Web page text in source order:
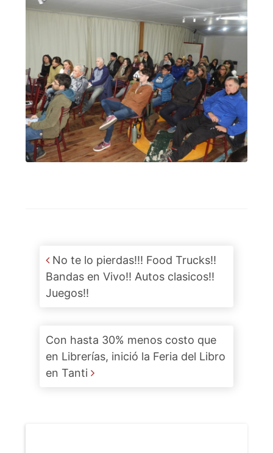
Post navigation
No te lo pierdas!!! Food Trucks!!
Bandas en Vivo!! Autos clasicos!!
Juegos!!
Con hasta 30% menos costo que
en Librerías, inició la Feria del Libro
en Tanti